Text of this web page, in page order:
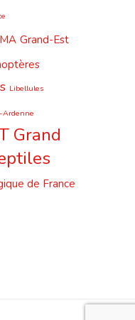
Grand-Est
Libellules
Ardenne
Grand
de France